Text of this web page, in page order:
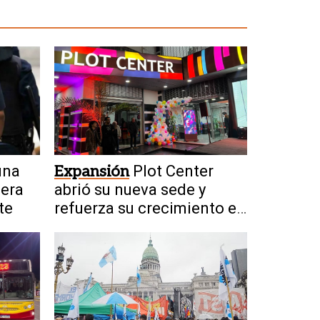
Expansión Plot Center
abrió su nueva sede y
refuerza su crecimiento en